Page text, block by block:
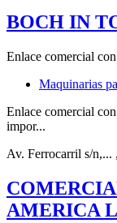
BOCH IN
Enlace comercial
Maquinarias
Enlace comercial
impor...
Av. Ferrocarril s/n,...
AMERICA